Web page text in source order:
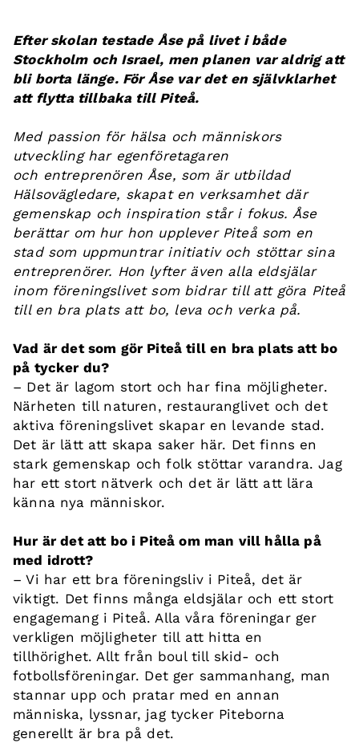
Efter skolan testade Åse på livet i både
Stockholm och Israel, men planen var aldrig att
bli borta länge. För Åse var det en självklarhet
att flytta tillbaka till Piteå.
Med passion för hälsa och människors
utveckling har egenföretagaren
och entreprenörenÅse, som är utbildad
Hälsovägledare, skapat en verksamhet där
gemenskap och inspiration står i fokus. Åse
berättar om hur hon upplever Piteå som en
stad som uppmuntrar initiativ och stöttar sina
entreprenörer. Hon lyfter även alla eldsjälar
inom föreningslivet som bidrar till att göra Piteå
till en bra plats att bo, leva och verka på.
Vad är det som gör Piteå till en bra plats att bo
på tycker du?
– Det är lagom stort och har fina möjligheter.
Närheten till naturen, restauranglivet och det
aktiva föreningslivet skapar en levande stad.
Det är lätt att skapa saker här. Det finns en
stark gemenskap och folk stöttar varandra. Jag
har ett stort nätverk och det är lätt att lära
känna nya människor.
Hur är det att bo i Piteå om man vill hålla på
med idrott?
– Vi har ett bra föreningsliv i Piteå, det är
viktigt. Det finns många eldsjälar och ett stort
engagemang i Piteå. Alla våra föreningar ger
verkligen möjligheter till att hitta en
tillhörighet. Allt från boul till skid- och
fotbollsföreningar. Det ger sammanhang, man
stannar upp och pratar med en annan
människa, lyssnar, jag tycker Piteborna
generellt är bra på det.